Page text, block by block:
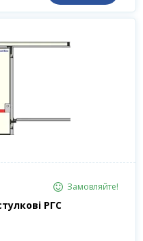
Замовляйте!
РГС